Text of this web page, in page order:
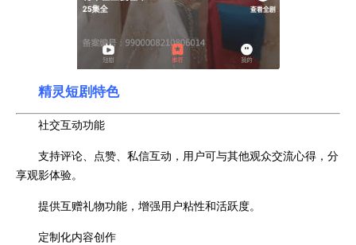
精灵短剧特色
社交互动功能
支持评论、点赞、私信互动，用户可与其他观众交流心得，分
享观影体验。
提供互赠礼物功能，增强用户粘性和活跃度。
定制化内容创作